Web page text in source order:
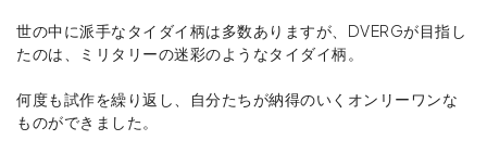
世の中に派手なタイダイ柄は多数ありますが、DVERGが目指し
たのは、ミリタリーの迷彩のようなタイダイ柄。
何度も試作を繰り返し、自分たちが納得のいくオンリーワンな
ものができました。